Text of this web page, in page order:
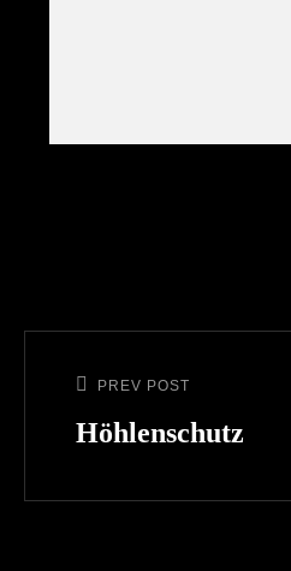
Previous
Post
PREV POST
Höhlenschutz